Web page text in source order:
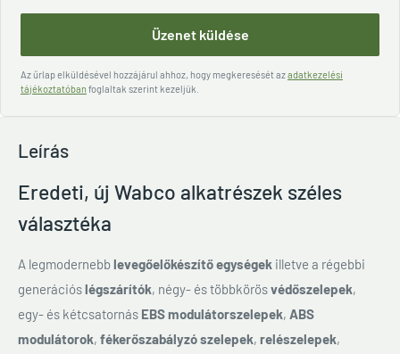
Üzenet küldése
Az űrlap elküldésével hozzájárul ahhoz, hogy megkeresését azadatkezelési
tájékoztatóban foglaltak szerint kezeljük.
Leírás
Eredeti, új Wabco alkatrészek széles
választéka
A legmodernebblevegőelőkészítő egységek illetve a régebbi
generációslégszárítók, négy- és többkörösvédőszelepek,
egy- és kétcsatornás EBS modulátorszelepek, ABS
modulátorok, fékerőszabályzó szelepek, relészelepek,